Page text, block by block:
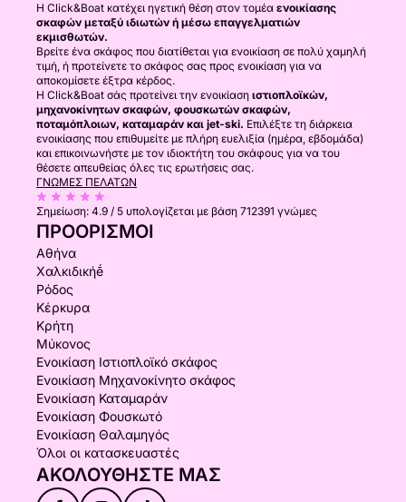
Η Click&Boat κατέχει ηγετική θέση στον τομέα ενοικίασης
σκαφών μεταξύ ιδιωτών ή μέσω επαγγελματιών
εκμισθωτών.
Βρείτε ένα σκάφος που διατίθεται για ενοικίαση σε πολύ χαμηλή
τιμή, ή προτείνετε το σκάφος σας προς ενοικίαση για να
αποκομίσετε έξτρα κέρδος.
Η Click&Boat σάς προτείνει την ενοικίαση ιστιοπλοϊκών,
μηχανοκίνητων σκαφών, φουσκωτών σκαφών,
ποταμόπλοιων, καταμαράν και jet-ski. Επιλέξτε τη διάρκεια
ενοικίασης που επιθυμείτε με πλήρη ευελιξία (ημέρα, εβδομάδα)
και επικοινωνήστε με τον ιδιοκτήτη του σκάφους για να του
θέσετε απευθείας όλες τις ερωτήσεις σας.
ΓΝΏΜΕΣ ΠΕΛΑΤΏΝ
Σημείωση: 4.9 / 5 υπολογίζεται με βάση 712391 γνώμες
ΠΡΟΟΡΙΣΜΟΊ
Αθήνα
Χαλκιδικήḗ
Ρόδος
Κέρκυρα
Κρήτη
Μύκονος
Ενοικίαση Ιστιοπλοϊκό σκάφος
Ενοικίαση Μηχανοκίνητο σκάφος
Ενοικίαση Καταμαράν
Ενοικίαση Φουσκωτό
Ενοικίαση Θαλαμηγός
Όλοι οι κατασκευαστές
ΑΚΟΛΟΥΘΉΣΤΕ ΜΑΣ